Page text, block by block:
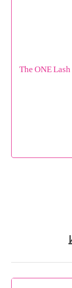
ریمل تقویت مژه و ابرو د وان(توقف تولید) The ONE Lash